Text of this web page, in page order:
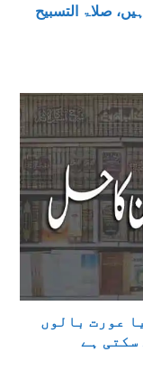
صلاۃ التسبیح
عورت بالوں
سکتی ہے